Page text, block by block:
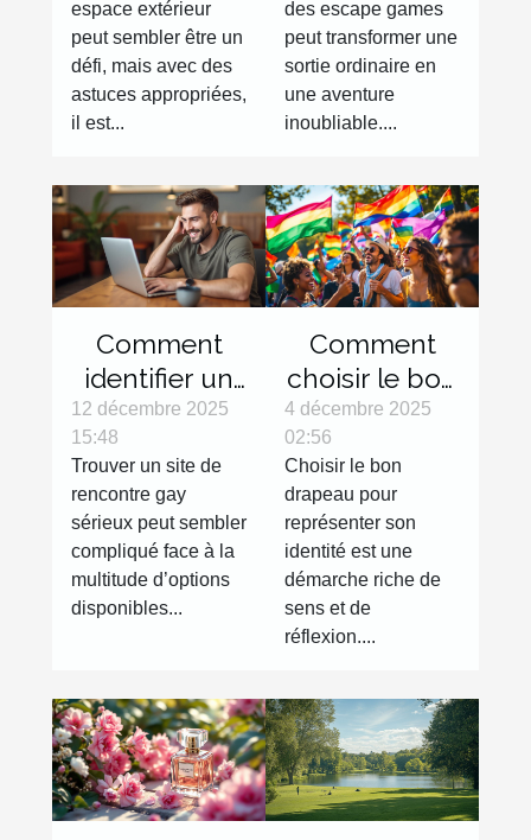
?
espace extérieur
peut sembler être un
défi, mais avec des
astuces appropriées,
il est...
prochaine
sortie ?
des escape games
peut transformer une
sortie ordinaire en
une aventure
inoubliable....
Comment
identifier un
site de
rencontre
gay sérieux ?
12 décembre 2025
15:48
Trouver un site de
rencontre gay
sérieux peut sembler
compliqué face à la
multitude d’options
disponibles...
Comment
choisir le bon
drapeau pour
représenter
votre
identité?
4 décembre 2025
02:56
Choisir le bon
drapeau pour
représenter son
identité est une
démarche riche de
sens et de
réflexion....